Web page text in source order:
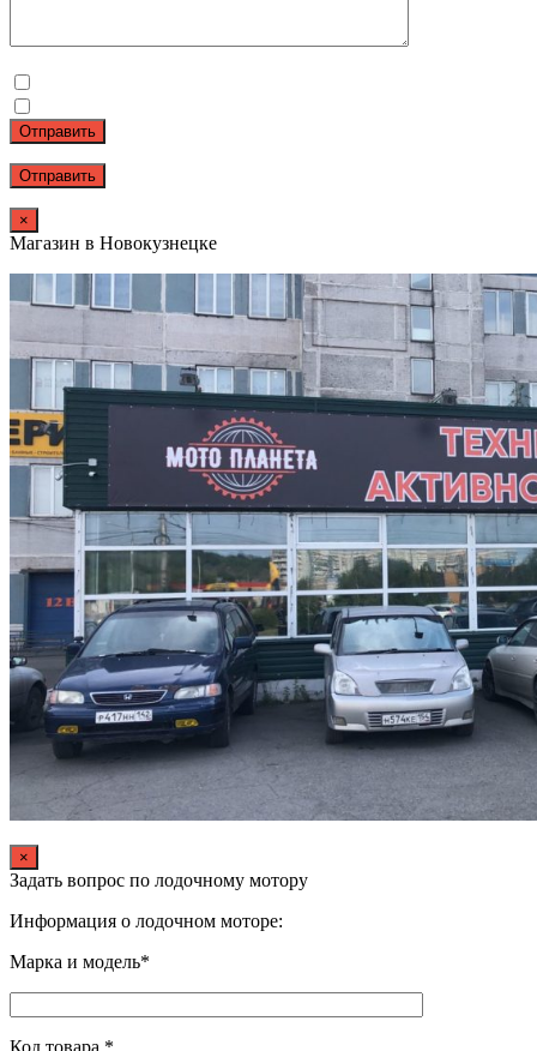
Отправить
×
Магазин в Новокузнецке
×
Задать вопрос по лодочному мотору
Информация о лодочном моторе:
Марка и модель*